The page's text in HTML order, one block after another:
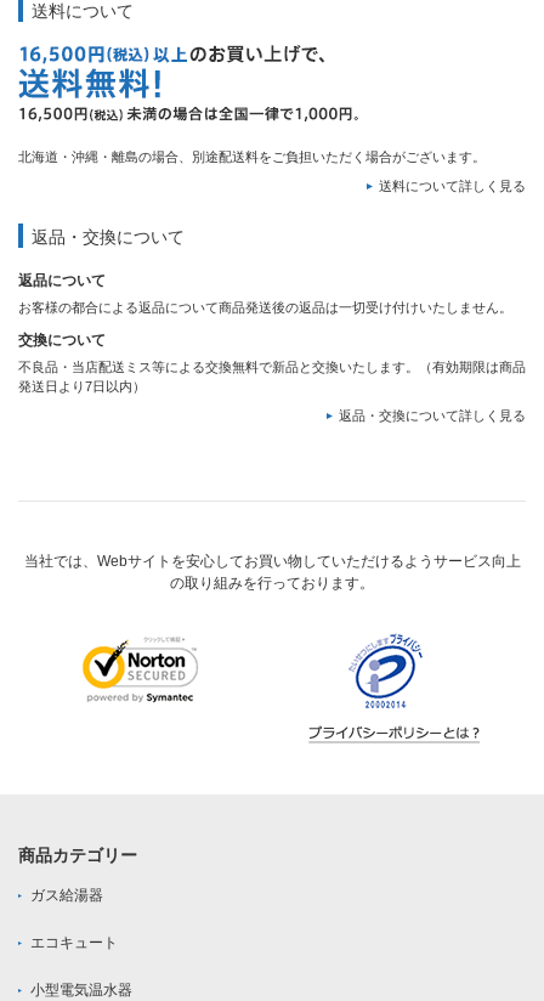
送料について
北海道・沖縄・離島の場合、別途配送料をご負担いただく場合がございます。
送料について詳しく見る
返品・交換について
返品について
お客様の都合による返品について商品発送後の返品は一切受け付けいたしません。
交換について
不良品・当店配送ミス等による交換無料で新品と交換いたします。（有効期限は商品
発送日より7日以内）
返品・交換について詳しく見る
当社では、Webサイトを安心してお買い物していただけるようサービス向上
の取り組みを行っております。
商品カテゴリー
ガス給湯器
エコキュート
小型電気温水器